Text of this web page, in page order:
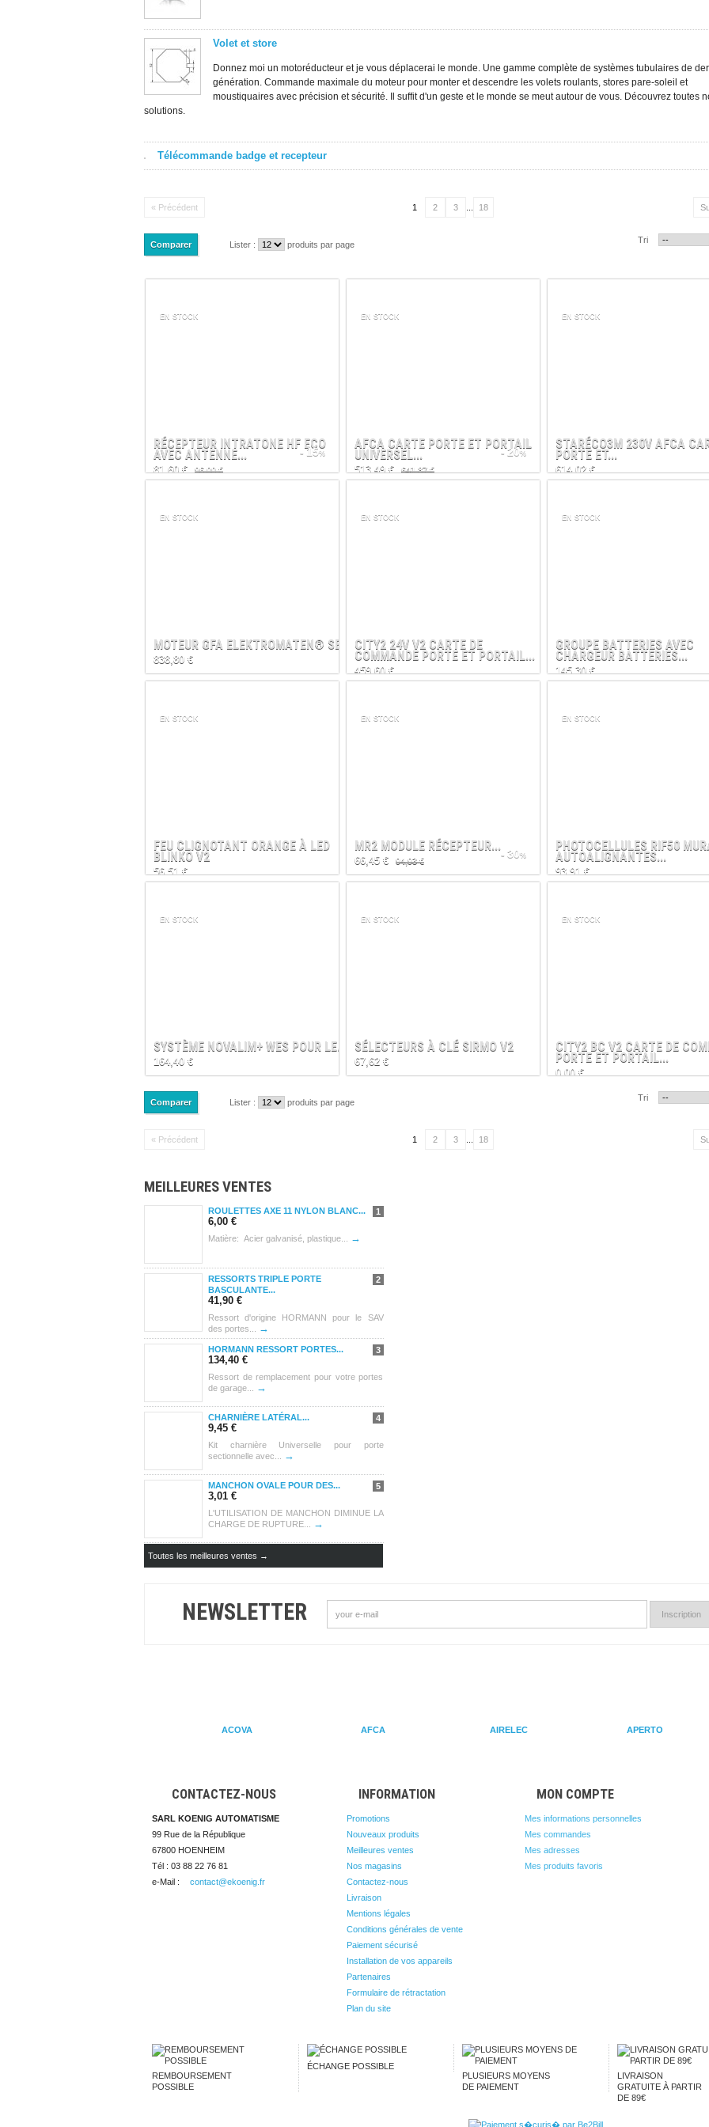
Volet et store
Donnez moi un motoréducteur et je vous déplacerai le monde. Une gamme complète de systèmes tubulaires de
génération. Commande maximale du moteur pour monter et descendre les volets roulants, stores pare-soleil et
moustiquaires avec précision et sécurité. Il suffit d'un geste et le monde se meut autour de vous. Découvrez toutes
solutions.
Télécommande badge et recepteur
« Précédent 1 2 3 18
Tri
Lister : produits par page
RÉCEPTEUR INTRATONE HF ECO
AVEC ANTENNE...
81,60 € 96,00 €
- 15%
EN STOCK
AFCA CARTE PORTE ET PORTAIL
UNIVERSEL...
513,49 € 641,87 €
- 20%
EN STOCK
STARÉCO3M 230V AFCA
PORTE ET...
614,02 €
EN STOCK
MOTEUR GFA ELEKTROMATEN® SE
838,80 €
EN STOCK
CITY2 24V V2 CARTE DE
COMMANDE PORTE ET PORTAIL...
459,60 €
EN STOCK
GROUPE BATTERIES AVEC
CHARGEUR BATTERIES...
145,30 €
EN STOCK
FEU CLIGNOTANT ORANGE À LED
BLINKO V2
56,51 €
EN STOCK
MR2 MODULE RÉCEPTEUR...
66,45 € 94,93 €
- 30%
EN STOCK
PHOTOCELLULES RIF50
AUTOALIGNANTES...
93,91 €
EN STOCK
SYSTÈME NOVALIM+ WES POUR LE...
164,40 €
EN STOCK
SÉLECTEURS À CLÉ SIRMO V2
67,62 €
EN STOCK
CITY2 BC V2 CARTE DE
PORTE ET PORTAIL...
0,00 €
EN STOCK
Tri
Lister : produits par page
« Précédent 1 2 3 18
MEILLEURES VENTES
1
ROULETTES AXE 11 NYLON BLANC...
6,00 €
Matière: Acier galvanisé, plastique... →
2
RESSORTS TRIPLE PORTE
BASCULANTE...
41,90 €
Ressort d'origine HORMANN pour le SAV
des portes...
→
3
HORMANN RESSORT PORTES...
134,40 €
Ressort de remplacement pour votre portes
de garage...
→
4
CHARNIÈRE LATÉRAL...
9,45 €
Kit charnière Universelle pour porte
sectionnelle avec...
→
5
MANCHON OVALE POUR DES...
3,01 €
L'UTILISATION DE MANCHON DIMINUE LA
CHARGE DE RUPTURE...
→
Toutes les meilleures ventes →
NEWSLETTER
ACOVA AFCA AIRELEC APERTO
CONTACTEZ-NOUS
SARL KOENIG AUTOMATISME
99 Rue de la République
67800 HOENHEIM
Tél : 03 88 22 76 81
e-Mail :
contact@ekoenig.fr
INFORMATION
Promotions
Nouveaux produits
Meilleures ventes
Nos magasins
Contactez-nous
Livraison
Mentions légales
Conditions générales de vente
Paiement sécurisé
Installation de vos appareils
Partenaires
Formulaire de rétractation
Plan du site
MON COMPTE
Mes informations personnelles
Mes commandes
Mes adresses
Mes produits favoris
REMBOURSEMENT
POSSIBLE
ÉCHANGE POSSIBLE
PLUSIEURS MOYENS
DE PAIEMENT
LIVRAISON
GRATUITE À PARTIR
DE 89€